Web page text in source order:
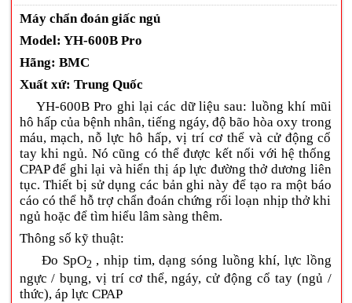
Máy chẩn đoán giấc ngủ
Model: YH-600B Pro
Hãng: BMC
Xuấtxứ: Trung Quốc
YH-600B Pro ghi lại các dữ liệu sau: luồng khí mũi
hô hấp của bệnh nhân, tiếng ngáy, độ bão hòa oxy trong
máu, mạch, nỗ lực hô hấp, vị trí cơ thể và cử động cổ
tay khi ngủ. Nó cũng có thể được kết nối với hệ thống
CPAP để ghi lại và hiển thị áp lực đường thở dương liên
tục. Thiết bị sử dụng các bản ghi này để tạo ra một báo
cáo có thể hỗ trợ chẩn đoán chứng rối loạn nhịp thở khi
ngủ hoặc để tìm hiểu lâm sàng thêm.
Thông số kỹ thuật:
Đo SpO2, nhịp tim, dạng sóng luồng khí, lực lồng
ngực / bụng, vị trí cơ thể, ngáy, cử động cổ tay (ngủ /
thức), áp lực CPAP